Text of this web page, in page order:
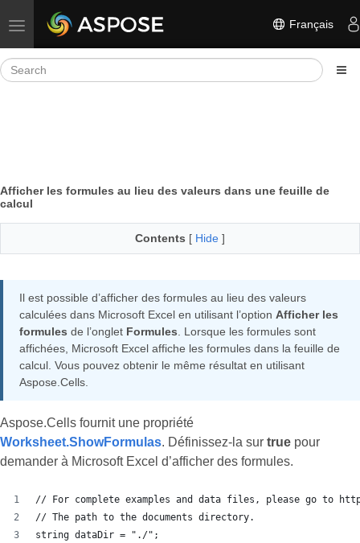
Toggle navigation Français
Afficher les formules au lieu des valeurs dans une feuille de
calcul
Contents [ Hide ]
Il est possible d’afficher des formules au lieu des valeurs
calculées dans Microsoft Excel en utilisant l’option Afficher les
formules de l’onglet Formules . Lorsque les formules sont
affichées, Microsoft Excel affiche les formules dans la feuille de
calcul. Vous pouvez obtenir le même résultat en utilisant
Aspose.Cells.
Aspose.Cells fournit une propriété
Worksheet.ShowFormulas. Définissez-la sur true pour
demander à Microsoft Excel d’afficher des formules.
// For complete examples and data files, please go to
// The path to the documents directory.
string dataDir = "./";